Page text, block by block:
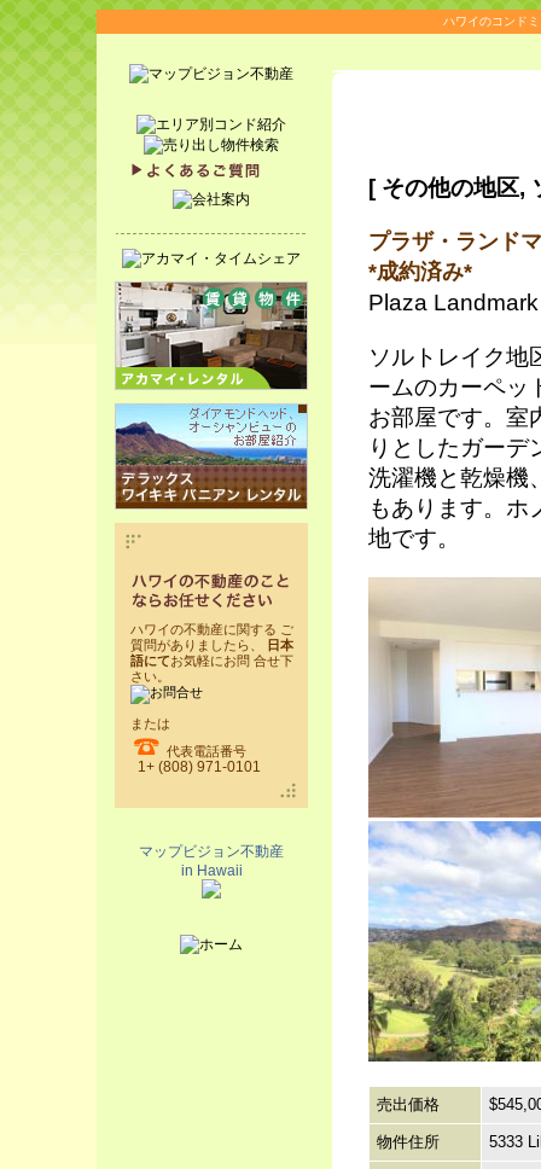
ハワイのコンド
ハワイの不動産に関する ご
質問がありましたら、
日本
語にてお気軽にお問 合せ下
さい。
または
代表電話番号
1+ (808) 971-0101
マップビジョン不動産
in Hawaii
[ その他の地区,
プラザ・ランド
*成約済み*
Plaza Landmark
ソルトレイク地
ームのカーペッ
お部屋です。室
りとしたガーデ
洗濯機と乾燥機
もあります。ホ
地です。
売出価格
物件住所 5333